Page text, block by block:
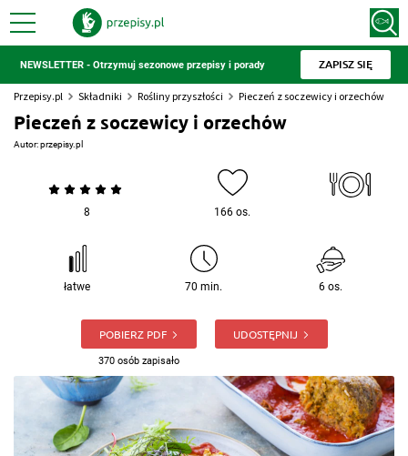
NEWSLETTER - Otrzymuj sezonowe przepisy i porady ZAPISZ SIĘ
Przepisy.pl Składniki Rośliny przyszłości Pieczeń z soczewicy i orzechów
Pieczeń z soczewicy i orzechów
Autor:przepisy.pl
8 166 os.
łatwe 70 min. 6 os.
POBIERZ PDF
370 osób zapisało
UDOSTĘPNIJ